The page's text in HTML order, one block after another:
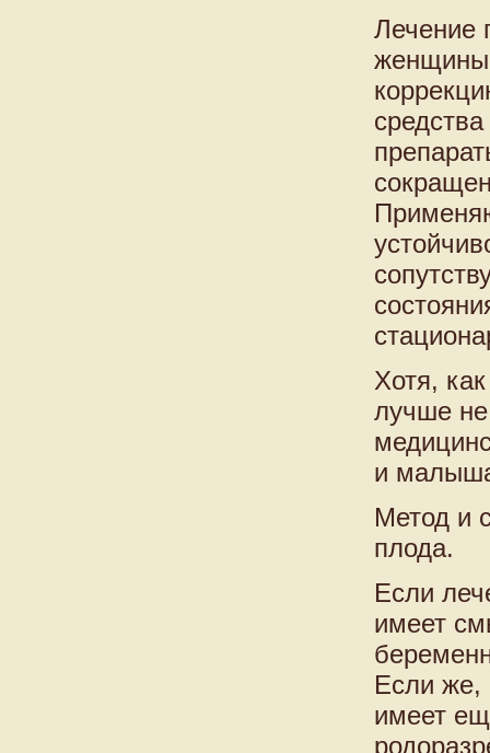
Лечение
женщины
Хотя,
лучше не
и
Метод и
плода.
Если
имеет
Если же,
имеет